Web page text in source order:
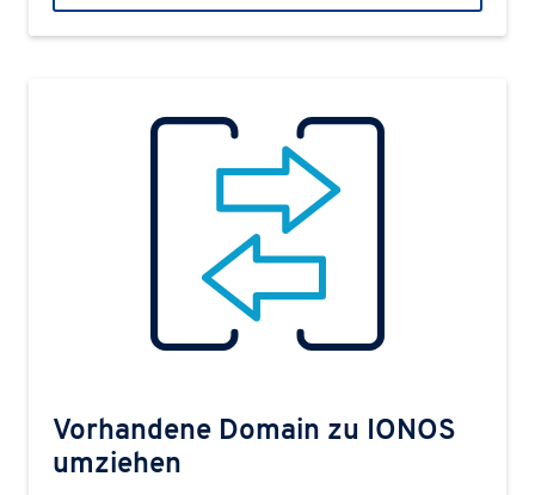
Vorhandene Domain zu IONOS
umziehen